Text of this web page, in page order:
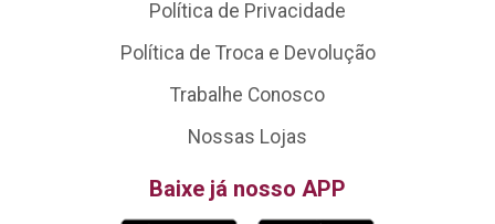
Política de Privacidade
Política de Troca e Devolução
Trabalhe Conosco
Nossas Lojas
Baixe já nosso APP